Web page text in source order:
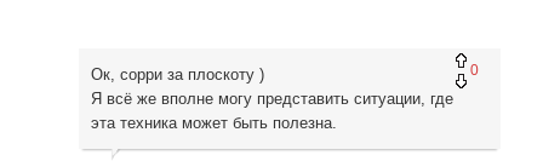
0
Ок, сорри за плоскоту )
Я всё же вполне могу представить ситуации, где
эта техника может быть полезна.